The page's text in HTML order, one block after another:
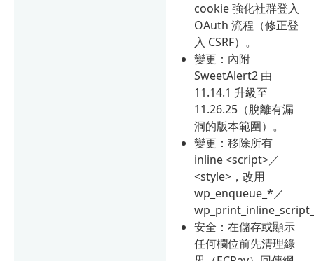
cookie 強化社群登入
OAuth 流程（修正登
入 CSRF）。
變更：內附
SweetAlert2 由
11.14.1 升級至
11.26.25（脫離有漏
洞的版本範圍）。
變更：移除所有
inline <script>／
<style>，改用
wp_enqueue_*／
安全：在儲存或顯示
任何欄位前先清理綠